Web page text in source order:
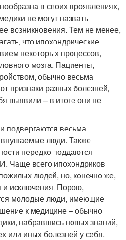
в своих проявлениях,
не могут назвать
возникновения. Тем не менее,
что ипохондрические
некоторых процессов,
мозга. Пациенты,
обычно весьма
признаки разных болезней,
выявили – в итоге они не
подвергаются весьма
внушаемые люди. Также
нередко поддаются
Чаще всего ипохондриков
людей, но, конечно же,
и исключения. Порою,
молодые люди, имеющие
к медицине – обычно
набравшись новых знаний,
или иных болезней у себя.